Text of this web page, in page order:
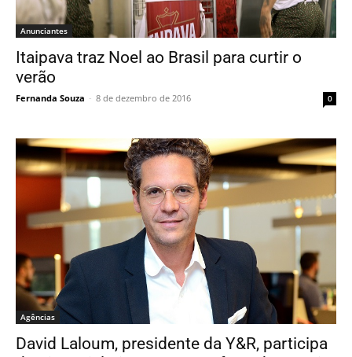
Anunciantes
Itaipava traz Noel ao Brasil para curtir o
verão
Fernanda Souza - 8 de dezembro de 2016 0
Agências
David Laloum, presidente da Y&R, participa